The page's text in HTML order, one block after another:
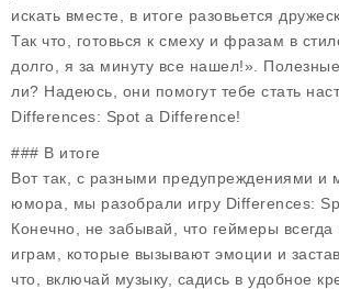
искать вместе, в итоге разовьется
Так что, готовься к смеху и фразам в
долго, я за минуту все нашел!».
ли? Надеюсь, они помогут тебе стать
Differences: Spot a Difference!
### В итоге
Вот так, с разными предупреждениями и
юмора, мы разобрали игру Differences:
Конечно, не забывай, что геймеры
играм, которые вызывают эмоции и
что, включай музыку, садись в удобное